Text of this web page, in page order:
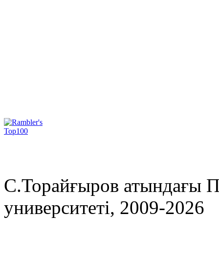
С.Торайғыров атындағы
университеті, 2009-2026